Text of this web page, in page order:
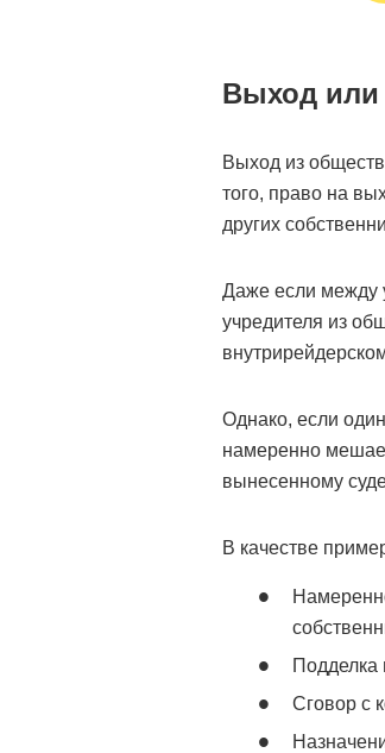
Выход
Выход из
того, право на
других
Даже если между
учредителя из
Однако, если
намеренно
вынесенному
В качестве
Подделка
Сговор с